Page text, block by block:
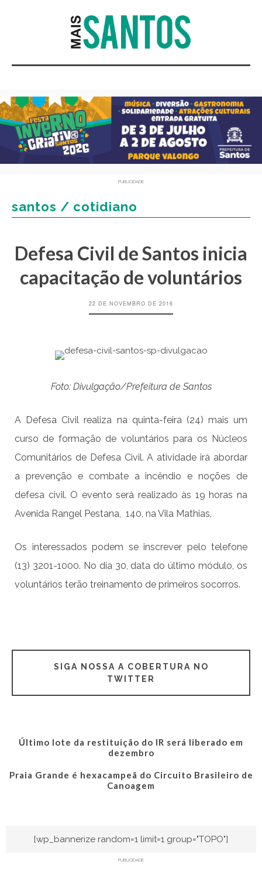
PUBLICIDADE
santos / cotidiano
Defesa Civil de Santos inicia
capacitação de voluntários
22 DE NOVEMBRO DE 2016
Foto: Divulgação/Prefeitura de Santos
A Defesa Civil realiza na quinta-feira (24) mais um
curso de formação de voluntários para os Núcleos
Comunitários de Defesa Civil. A atividade irá abordar
a prevenção e combate a incêndio e noções de
defesa civil. O evento será realizado às 19 horas na
Avenida Rangel Pestana, 140, na Vila Mathias,
Os interessados podem se inscrever pelo telefone
(13) 3201-1000. No dia 30, data do último módulo, os
voluntários terão treinamento de primeiros socorros.
SIGA NOSSA A COBERTURA NO
TWITTER
Último lote da restituição do IR será liberado em
dezembro
Praia Grande é hexacampeã do Circuito Brasileiro de
Canoagem
[wp_bannerize random=1 limit=1 group="TOPO"]
PUBLICIDADE